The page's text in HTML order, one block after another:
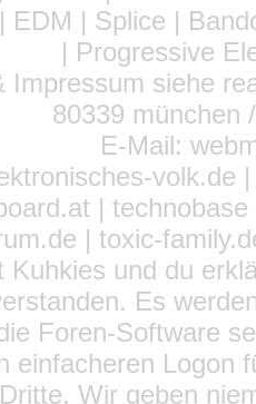
EDM | Splice |
| Progressive
Impressum siehe
80339 münchen
E-Mail:
volk.de
|
| toxic-
Kuhkies und du
Es
Foren-Software
einfacheren Logon
Wir geben